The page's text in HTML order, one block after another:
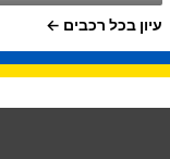
עיון בכל רכבים